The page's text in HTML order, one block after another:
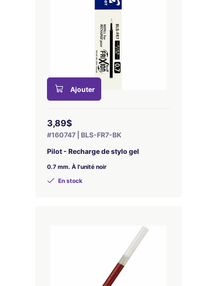
Ajouter
3,89$
#160747 | BLS-FR7-BK
Pilot - Recharge de stylo gel
0.7 mm. À l'unité noir
En stock